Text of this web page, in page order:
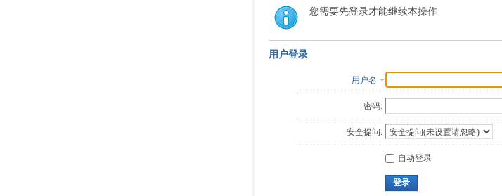
索
您需要先登录才能继续本操作
用户登录
用户名
密码:
安全提问:
自动登录
登录